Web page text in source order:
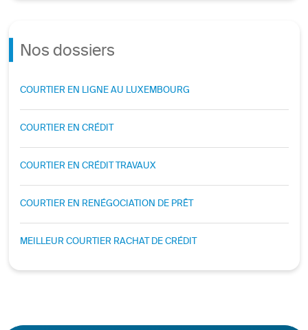
Nos dossiers
COURTIER EN LIGNE AU LUXEMBOURG
COURTIER EN CRÉDIT
COURTIER EN CRÉDIT TRAVAUX
COURTIER EN RENÉGOCIATION DE PRÊT
MEILLEUR COURTIER RACHAT DE CRÉDIT